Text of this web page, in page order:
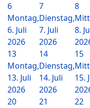
6
Montag,
6. Juli
2026
7
Dienstag,
7. Juli
2026
8
8.
13
Montag,
13. Juli
2026
14
Dienstag,
14. Juli
2026
15
15.
20
21
22